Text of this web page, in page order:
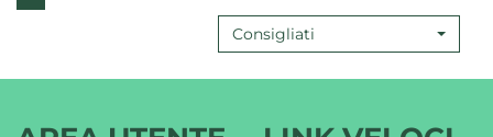
15ML AL
CARRELLO
Consigliati